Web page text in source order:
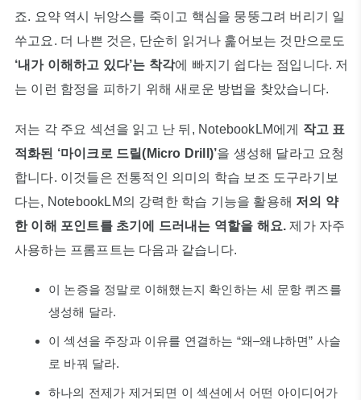
죠. 요약 역시 뉘앙스를 죽이고 핵심을 뭉뚱그려 버리기 일
쑤고요. 더 나쁜 것은, 단순히 읽거나 훑어보는 것만으로도
‘내가 이해하고 있다’는 착각에 빠지기 쉽다는 점입니다. 저
는 이런 함정을 피하기 위해 새로운 방법을 찾았습니다.
저는 각 주요 섹션을 읽고 난 뒤, NotebookLM에게 작고 표
적화된 ‘마이크로 드릴(Micro Drill)’을 생성해 달라고 요청
합니다. 이것들은 전통적인 의미의 학습 보조 도구라기보
다는, NotebookLM의 강력한 학습 기능을 활용해 저의 약
한 이해 포인트를 초기에 드러내는 역할을 해요. 제가 자주
사용하는 프롬프트는 다음과 같습니다.
이 논증을 정말로 이해했는지 확인하는 세 문항 퀴즈를
생성해 달라.
이 섹션을 주장과 이유를 연결하는 “왜–왜냐하면” 사슬
로 바꿔 달라.
하나의 전제가 제거되면 이 섹션에서 어떤 아이디어가